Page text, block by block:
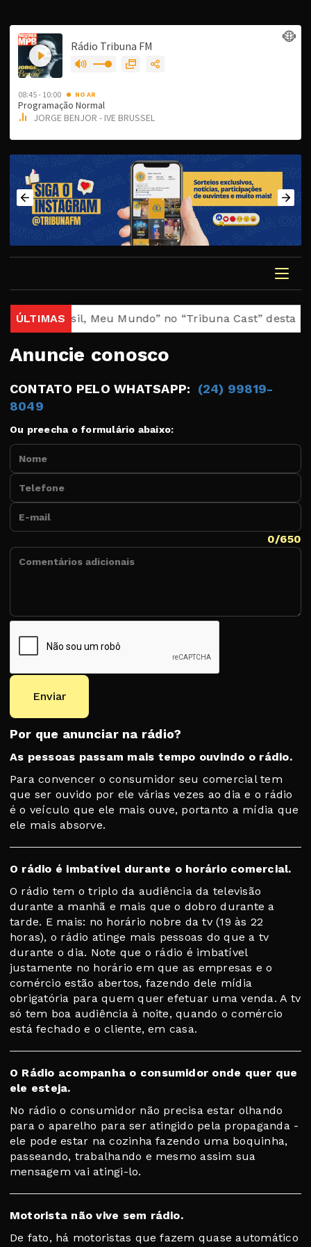
ÚLTIMAS
“Brasil, Meu Mundo” no “Tribuna Cast” desta quarta
Anuncie conosco
CONTATO PELO WHATSAPP: (24) 99819-
8049
Ou preecha o formulário abaixo:
Nome
Telefone
E-mail
0/650
Enviar
Por que anunciar na rádio?
As pessoas passam mais tempo ouvindo o rádio.
Para convencer o consumidor seu comercial tem
que ser ouvido por ele várias vezes ao dia e o rádio
é o veículo que ele mais ouve, portanto a mídia que
ele mais absorve.
O rádio é imbatível durante o horário comercial.
O rádio tem o triplo da audiência da televisão
durante a manhã e mais que o dobro durante a
tarde. E mais: no horário nobre da tv (19 às 22
horas), o rádio atinge mais pessoas do que a tv
durante o dia. Note que o rádio é imbatível
justamente no horário em que as empresas e o
comércio estão abertos, fazendo dele mídia
obrigatória para quem quer efetuar uma venda. A tv
só tem boa audiência à noite, quando o comércio
está fechado e o cliente, em casa.
O Rádio acompanha o consumidor onde quer que
ele esteja.
No rádio o consumidor não precisa estar olhando
para o aparelho para ser atingido pela propaganda -
ele pode estar na cozinha fazendo uma boquinha,
passeando, trabalhando e mesmo assim sua
mensagem vai atingi-lo.
Motorista não vive sem rádio.
De fato, há motoristas que fazem quase automático